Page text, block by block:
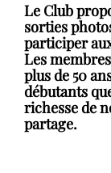
Le Club
sorties
participer
Les
plus de 50
débutants
richesse de
partage.